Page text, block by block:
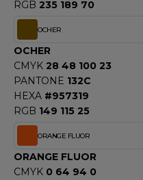
RGB 235 189 70
OCHER
OCHER
CMYK 28 48 100 23
PANTONE 132C
HEXA #957319
RGB 149 115 25
ORANGE FLUOR
ORANGE FLUOR
CMYK 0 64 94 0